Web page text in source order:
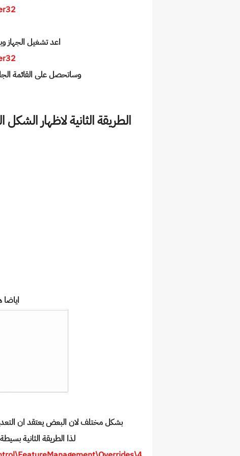
اعد تشغيل الجهاز
وساتحصل على القائمة الجانبية من
الطريقة الثانية لاظهار الشكل
بشكل مختلف لان البعض يعتقد ان
لذا الطريقة الثانية